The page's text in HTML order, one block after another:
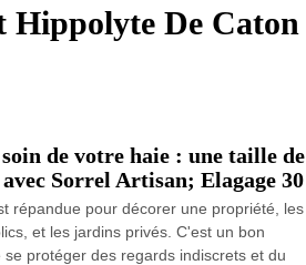
Hippolyte De Caton
de votre haie : une taille de
Sorrel Artisan; Elagage 30
répandue pour décorer une propriété, les
et les jardins privés. C'est un bon
se protéger des regards indiscrets et du